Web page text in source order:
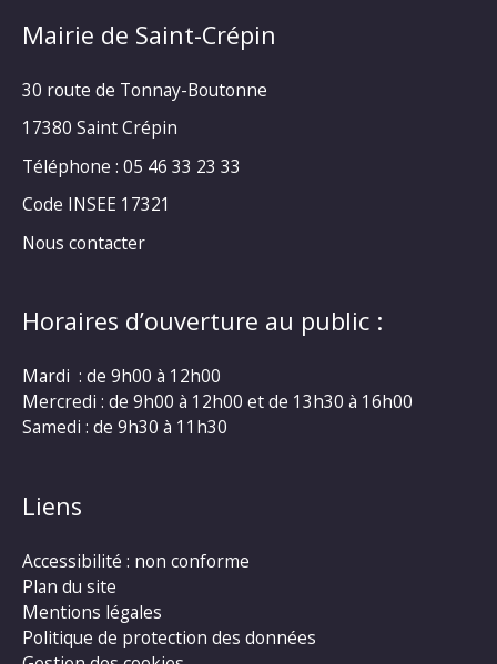
Mairie de Saint-Crépin
30 route de Tonnay-Boutonne
17380 Saint Crépin
Téléphone : 05 46 33 23 33
Code INSEE 17321
Nous contacter
Horaires d’ouverture au public :
Mardi : de 9h00 à 12h00
Mercredi : de 9h00 à 12h00 et de 13h30 à 16h00
Samedi : de 9h30 à 11h30
Liens
Accessibilité : non conforme
Plan du site
Mentions légales
Politique de protection des données